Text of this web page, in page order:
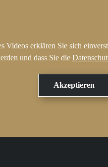
Videos erklären Sie sich
und dass Sie die